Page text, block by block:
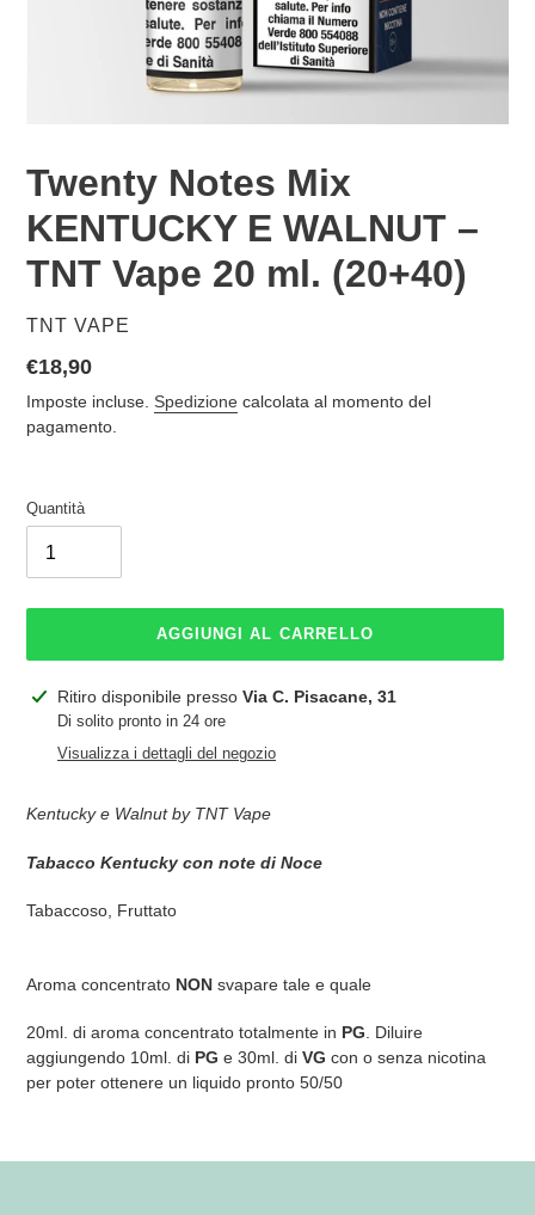
Twenty Notes Mix
KENTUCKY E WALNUT –
TNT Vape 20 ml. (20+40)
VENDITORE
TNT VAPE
Prezzo
di
listino
€18,90
Imposte incluse. Spedizione calcolata al momento del
pagamento.
Quantità
AGGIUNGI AL CARRELLO
Inserimento
prodotto
Ritiro disponibile presso Via C. Pisacane, 31
Di solito pronto in 24 ore
Visualizza i dettagli del negozio
Kentucky e Walnut by TNT Vape
Tabacco Kentucky con note di Noce
Tabaccoso, Fruttato
Aroma concentrato NON svapare tale e quale
20ml. di aroma concentrato totalmente in PG . Diluire
aggiungendo 10ml. di PG e 30ml. di VG con o senza nicotina
per poter ottenere un liquido pronto 50/50